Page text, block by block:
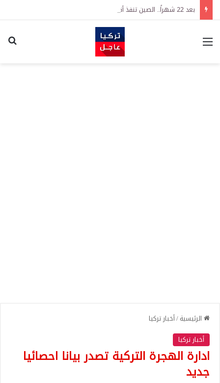
القائمة
الرئيسية/أخبار تركيا
أخبار تركيا
ادارة الهجرة التركية تصدر بيانا احصائيا
جديد